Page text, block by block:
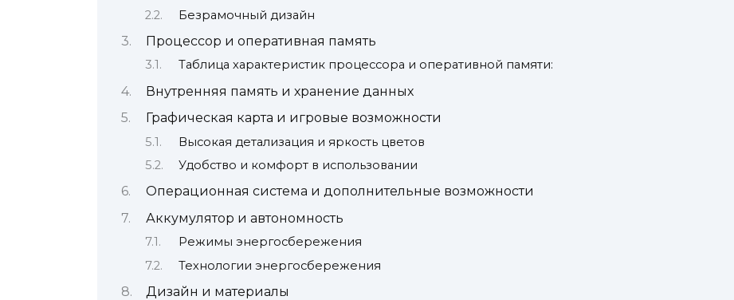
Безрамочный дизайн
Процессор и оперативная память
Таблица характеристик процессора и оперативной памяти:
Внутренняя память и хранение данных
Графическая карта и игровые возможности
Высокая детализация и яркость цветов
Удобство и комфорт в использовании
Операционная система и дополнительные возможности
Аккумулятор и автономность
Режимы энергосбережения
Технологии энергосбережения
Дизайн и материалы